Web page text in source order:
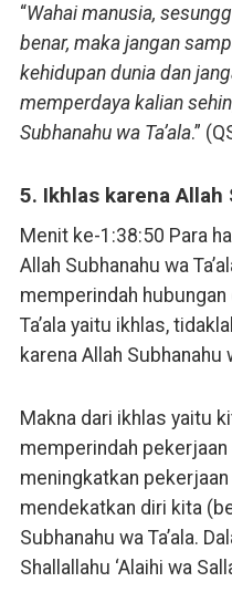
“Wahai manusia,
benar, maka jangan
kehidupan dunia dan
memperdaya kalian
Subhanahu wa Ta’ala.”
5. Ikhlas karena Allah
Menit ke-1:38:50 Para
Allah Subhanahu wa
memperindah hubungan
Ta’ala yaitu ikhlas,
karena Allah Subhanahu
Makna dari ikhlas yaitu
memperindah
meningkatkan
mendekatkan diri kita
Subhanahu wa Ta’ala.
Shallallahu ‘Alaihi wa